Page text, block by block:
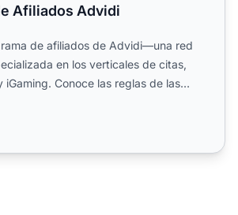
Afiliados Advidi
de afiliados de Advidi—una red
en los verticales de citas,
iGaming. Conoce las reglas de las